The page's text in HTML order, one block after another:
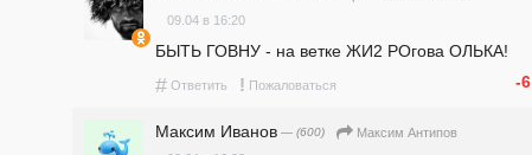
09.04 в 16:20
БЫТЬ ГОВНУ - на ветке ЖИ2 РОгова ОЛЬКА!
# Ответить ! Пожаловаться -6
Максим Иванов — (600)
Максим Антипов